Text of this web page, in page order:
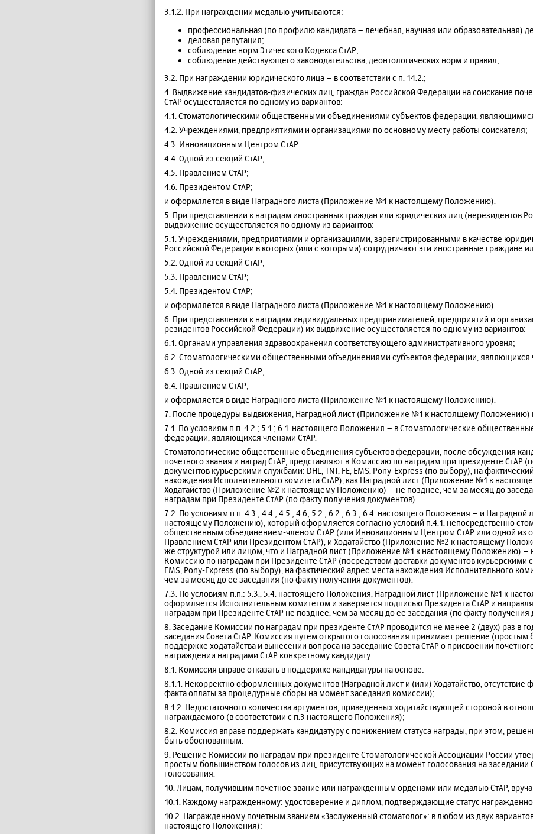
3.1.2. При награждении медалью учитываются:
профессиональная (по профилю кандидата – лечебная, научная или образовательная)
деловая репутация;
соблюдение норм Этического Кодекса CтАР;
соблюдение действующего законодательства, деонтологических норм и правил;
3.2. При награждении юридического лица – в соответствии с п. 14.2.;
4. Выдвижение кандидатов-физических лиц, граждан Российской Федерации на соискание
СтАР осуществляется по одному из вариантов:
4.1. Стоматологическими общественными объединениями субъектов федерации,
4.2. Учреждениями, предприятиями и организациями по основному месту работы соискателя;
4.3. Инновационным Центром СтАР
4.4. Одной из секций СтАР;
4.5. Правлением СтАР;
4.6. Президентом СтАР;
и оформляется в виде Наградного листа (Приложение №1 к настоящему Положению).
5. При представлении к наградам иностранных граждан или юридических лиц (нерезидентов
выдвижение осуществляется по одному из вариантов:
5.1. Учреждениями, предприятиями и организациями, зарегистрированными в качестве
Российской Федерации в которых (или с которыми) сотрудничают эти иностранные граждане
5.2. Одной из секций СтАР;
5.3. Правлением СтАР;
5.4. Президентом СтАР;
и оформляется в виде Наградного листа (Приложение №1 к настоящему Положению).
6. При представлении к наградам индивидуальных предпринимателей, предприятий и
резидентов Российской Федерации) их выдвижение осуществляется по одному из вариантов:
6.1. Органами управления здравоохранения соответствующего административного уровня;
6.2. Стоматологическими общественными объединениями субъектов федерации, являющихся
6.3. Одной из секций СтАР;
6.4. Правлением СтАР;
и оформляется в виде Наградного листа (Приложение №1 к настоящему Положению).
7. После процедуры выдвижения, Наградной лист (Приложение №1 к настоящему Положению)
7.1. По условиям п.п. 4.2.; 5.1.; 6.1. настоящего Положения – в Стоматологические
федерации, являющихся членами СтАР.
Стоматологические общественные объединения субъектов федерации, после обсуждения
почетного звания и наград СтАР, представляют в Комиссию по наградам при президенте СтАР
документов курьерскими службами: DHL, TNT, FE, EMS, Pony-Express (по выбору), на
нахождения Исполнительного комитета СтАР), как Наградной лист (Приложение №1 к
Ходатайство (Приложение №2 к настоящему Положению) – не позднее, чем за месяц до
наградам при Президенте СтАР (по факту получения документов).
7.2. По условиям п.п. 4.3.; 4.4.; 4.5.; 4.6; 5.2.; 6.2.; 6.3.; 6.4. настоящего Положения – и
настоящему Положению), который оформляется согласно условий п.4.1. непосредственно
общественным объединением-членом СтАР (или Инновационным Центром СтАР или одной из
Правлением СтАР или Президентом СтАР), и Ходатайство (Приложение №2 к настоящему
же структурой или лицом, что и Наградной лист (Приложение №1 к настоящему Положению) –
Комиссию по наградам при Президенте СтАР (посредством доставки документов курьерскими
EMS, Pony-Express (по выбору), на фактический адрес места нахождения Исполнительного
чем за месяц до её заседания (по факту получения документов).
7.3. По условиям п.п.: 5.3., 5.4. настоящего Положения, Наградной лист (Приложение №1 к
оформляется Исполнительным комитетом и заверяется подписью Президента СтАР и
наградам при Президенте СтАР не позднее, чем за месяц до её заседания (по факту получения
8. Заседание Комиссии по наградам при президенте СтАР проводится не менее 2 (двух) раз в
заседания Совета СтАР. Комиссия путем открытого голосования принимает решение (простым
поддержке ходатайства и вынесении вопроса на заседание Совета СтАР о присвоении
награждении наградами СтАР конкретному кандидату.
8.1. Комиссия вправе отказать в поддержке кандидатуры на основе:
8.1.1. Некорректно оформленных документов (Наградной лист и (или) Ходатайство, отсутствие
факта оплаты за процедурные сборы на момент заседания комиссии);
8.1.2. Недостаточного количества аргументов, приведенных ходатайствующей стороной в
награждаемого (в соответствии с п.3 настоящего Положения);
8.2. Комиссия вправе поддержать кандидатуру с понижением статуса награды, при этом,
быть обоснованным.
9. Решение Комиссии по наградам при президенте Стоматологической Ассоциации России
простым большинством голосов из лиц, присутствующих на момент голосования на заседании
голосования.
10. Лицам, получившим почетное звание или награжденным орденами или медалью СтАР,
10.1. Каждому награжденному: удостоверение и диплом, подтверждающие статус
10.2. Награжденному почетным званием «Заслуженный стоматолог»: в любом из двух вариантов
настоящего Положения):